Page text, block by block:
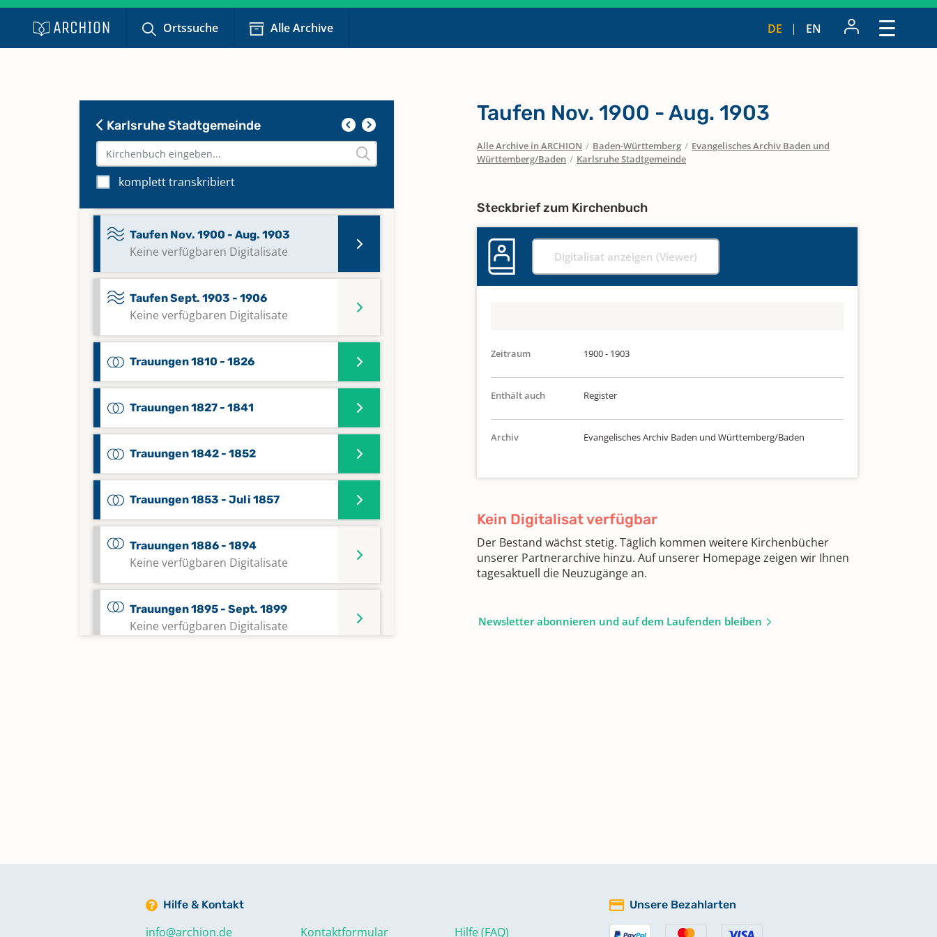
Ortssuche Alle Archive DE EN
Karlsruhe Stadtgemeinde
komplett transkribiert
Taufen Juni 1868 - 1869
Taufen Juni 1875 - 1879
Keine verfügbaren Digitalisate
Taufen Nov. 1900 - Aug. 1903
Keine verfügbaren Digitalisate
Taufen Sept. 1903 - 1906
Keine verfügbaren Digitalisate
Trauungen 1810 - 1826
Trauungen 1827 - 1841
Trauungen 1842 - 1852
Trauungen 1853 - Juli 1857
Trauungen 1886 - 1894
Keine verfügbaren Digitalisate
Trauungen 1895 - Sept. 1899
Keine verfügbaren Digitalisate
Trauungen 1924 - 1929
Trauungen 1930 - 1934
Taufen Nov. 1900 - Aug. 1903
Alle Archive in ARCHION / Baden-Württemberg / Evangelisches Archiv Baden und
Württemberg/Baden / Karlsruhe Stadtgemeinde
Steckbrief zum Kirchenbuch
Digitalisat anzeigen (Viewer)
Zeitraum 1900 - 1903
Enthält auch Register
Archiv Evangelisches Archiv Baden und Württemberg/Baden
Kein Digitalisat verfügbar
Der Bestand wächst stetig. Täglich kommen weitere Kirchenbücher
unserer Partnerarchive hinzu. Auf unserer Homepage zeigen wir Ihnen
tagesaktuell die Neuzugänge an.
Newsletter abonnieren und auf dem Laufenden bleiben
Hilfe & Kontakt
info@archion.de Kontaktformular Hilfe (FAQ)
Unsere Bezahlarten